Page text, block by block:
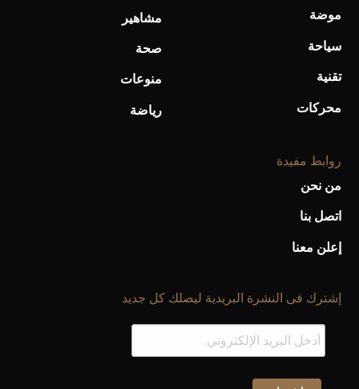
موضة
سياحة
تقنية
محركات
مشاهير
صحة
منوعات
رياضة
روابط مفيدة
من نحن
اتصل بنا
إعلن معنا
إشترك فى النشرة البريدية ليصلك كل جديد